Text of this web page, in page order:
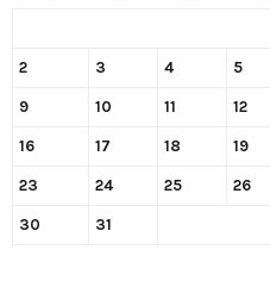
2 3 4 5
9 10 11 12
16 17 18 19
23 24 25 26
30 31